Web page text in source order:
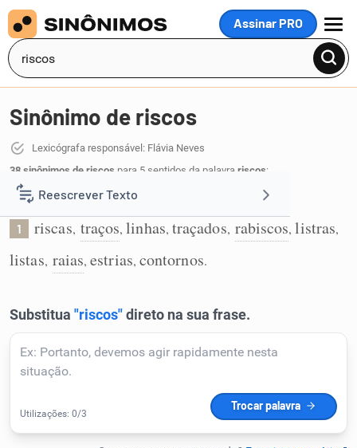
Assinar PRO
MENU
Reescrever Texto
Resumir Texto
Detector de IA
Humanizador de IA
Sinônimo de riscos
Lexicógrafa responsável: Flávia Neves
38 sinônimos de riscos para 5 sentidos da palavra riscos:
Riscas ou traços:
1 riscas, traços,linhas, traçados, rabiscos,listras,
listas, raias,estrias, contornos.